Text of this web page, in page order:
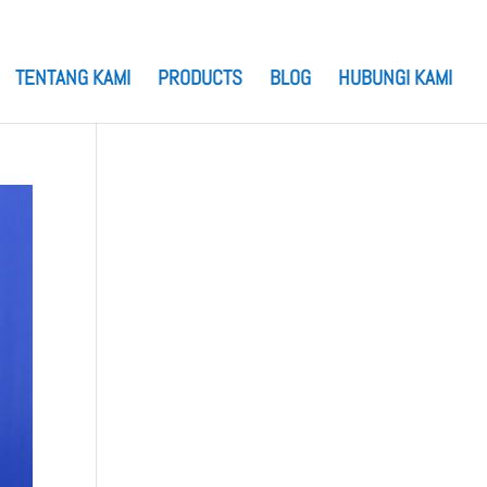
TENTANG KAMI PRODUCTS BLOG HUBUNGI KAMI